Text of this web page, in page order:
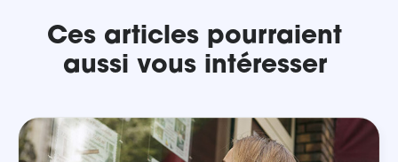
Ces articles pourraient
aussi vous intéresser